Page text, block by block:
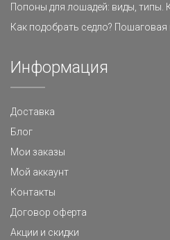
Попоны для лошадей: виды, типы.
Как подобрать седло? Пошаговая
Информация
Доставка
Блог
Мои заказы
Мой аккаунт
Контакты
Договор оферта
Акции и скидки